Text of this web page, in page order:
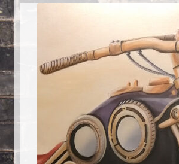
Créations sur commande
D’autres créations
Fourchette
Grands luminaires
Huître